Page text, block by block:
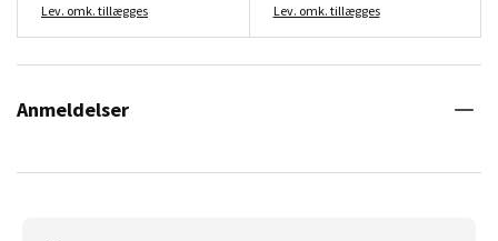
Lev. omk. tillægges Lev. omk. tillægges
Anmeldelser